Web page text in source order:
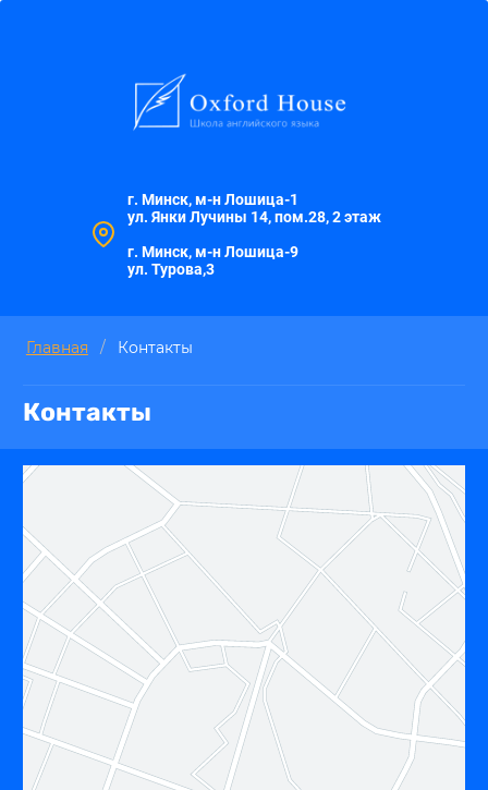
г. Минск, м-н Лошица-1
ул. Янки Лучины 14, пом.28, 2 этаж
г. Минск, м-н Лошица-9
ул. Турова,3
Главная / Контакты
Контакты